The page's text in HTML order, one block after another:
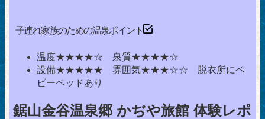
子連れ家族のための温泉ポイント
温度★★★★☆ 泉質★★★★☆
設備★★★★★ 雰囲気★★★☆☆ 脱衣所にベ
ビーベッドあり
鋸山金谷温泉郷 かぢや旅館 体験レポ